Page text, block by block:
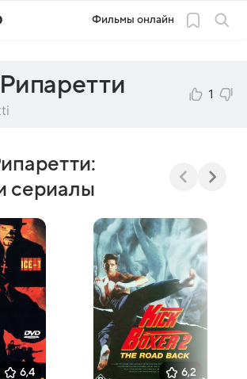
Фильмы онлайн
1
сериалы
6,4 6,2